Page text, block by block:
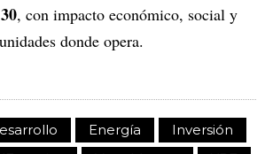
30, con impacto económico, social y
donde opera.
Energía
Inversión